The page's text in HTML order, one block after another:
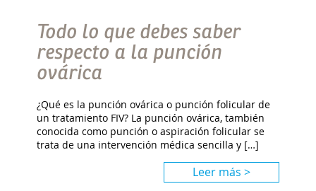
Todo lo que debes saber
respecto a la punción
ovárica
¿Qué es la punción ovárica o punción folicular de
un tratamiento FIV? La punción ovárica, también
conocida como punción o aspiración folicular se
trata de una intervención médica sencilla y […]
Leer más >